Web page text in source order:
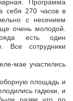
Программа
себя 270 часов в
с несением
очень молодой.
есть один
Все сотрудники
мае участились
площадь и
гадюки, и